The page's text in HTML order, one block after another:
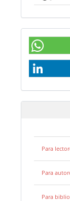
Para
Para
Para